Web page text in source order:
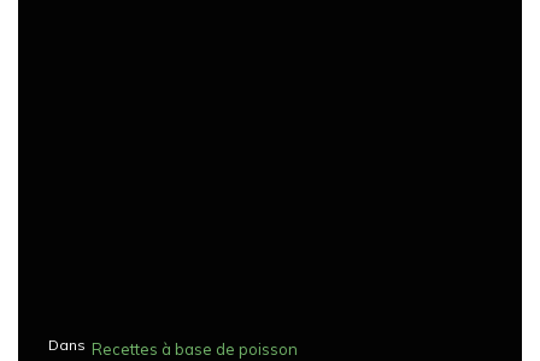
Dans Recettes à base de poisson